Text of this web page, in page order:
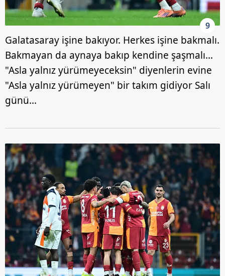
9
Galatasaray işine bakıyor. Herkes işine bakmalı.
Bakmayan da aynaya bakıp kendine şaşmalı…
"Asla yalnız yürümeyeceksin" diyenlerin evine
"Asla yalnız yürümeyen" bir takım gidiyor Salı
günü...